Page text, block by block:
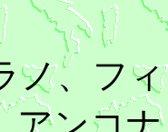
、フ